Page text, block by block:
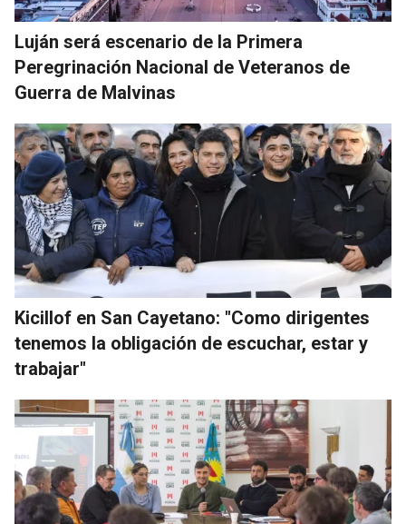
Luján será escenario de la Primera
Peregrinación Nacional de Veteranos de
Guerra de Malvinas
Kicillof en San Cayetano: "Como dirigentes
tenemos la obligación de escuchar, estar y
trabajar"